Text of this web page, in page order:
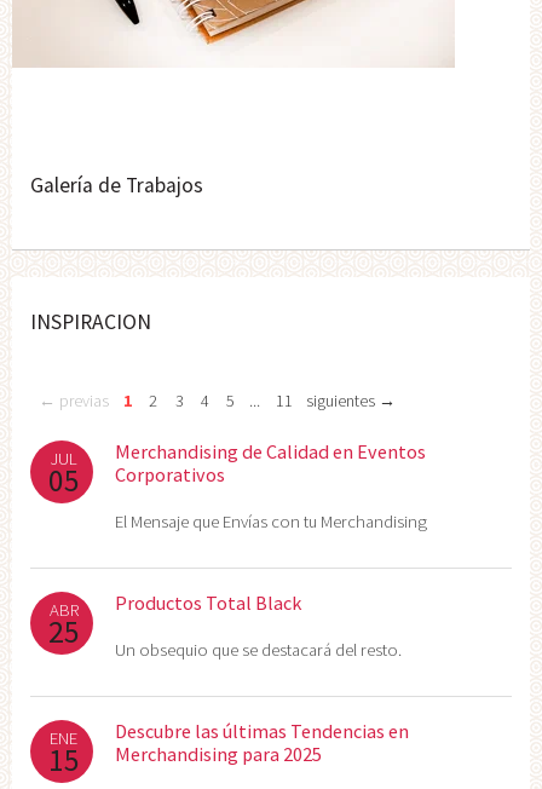
Galería de Trabajos
INSPIRACION
← previas 1 2 3 4 5 ... 11 siguientes →
JUL
05
Merchandising de Calidad en Eventos
Corporativos
El Mensaje que Envías con tu Merchandising
ABR
25
Productos Total Black
Un obsequio que se destacará del resto.
ENE
15
Descubre las últimas Tendencias en
Merchandising para 2025